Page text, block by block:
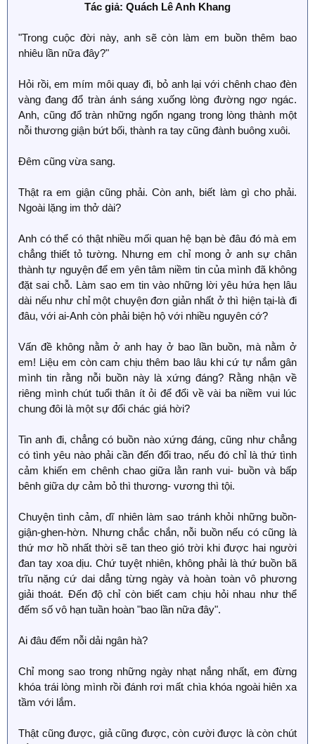
Tác giả: Quách Lê Anh Khang
"Trong cuộc đời này, anh sẽ còn làm em buồn thêm bao
nhiêu lần nữa đây?"
Hỏi rồi, em mím môi quay đi, bỏ anh lại với chênh chao đèn
vàng đang đổ tràn ánh sáng xuống lòng đường ngơ ngác.
Anh, cũng đổ tràn những ngổn ngang trong lòng thành một
nỗi thương giận bứt bối, thành ra tay cũng đành buông xuôi.
Đêm cũng vừa sang.
Thật ra em giận cũng phải. Còn anh, biết làm gì cho phải.
Ngoài lặng im thở dài?
Anh có thể có thật nhiều mối quan hệ bạn bè đâu đó mà em
chẳng thiết tỏ tường. Nhưng em chỉ mong ở anh sự chân
thành tự nguyện để em yên tâm niềm tin của mình đã không
đặt sai chỗ. Làm sao em tin vào những lời yêu hứa hẹn lâu
dài nếu như chỉ một chuyện đơn giản nhất ở thì hiện tại-là đi
đâu, với ai-Anh còn phải biện hộ với nhiều nguyên cớ?
Vấn đề không nằm ở anh hay ở bao lần buồn, mà nằm ở
em! Liệu em còn cam chịu thêm bao lâu khi cứ tự nắm gân
mình tin rằng nỗi buồn này là xứng đáng? Rằng nhận về
riêng mình chút tuổi thân ít ỏi để đổi về vài ba niềm vui lúc
chung đôi là một sự đổi chác giá hời?
Tin anh đi, chẳng có buồn nào xứng đáng, cũng như chẳng
có tình yêu nào phải cần đến đổi trao, nếu đó chỉ là thứ tình
cảm khiến em chênh chao giữa lằn ranh vui- buồn và bấp
bênh giữa dự cảm bỏ thì thương- vương thì tội.
Chuyện tình cảm, dĩ nhiên làm sao tránh khỏi những buồn-
giận-ghen-hờn. Nhưng chắc chắn, nỗi buồn nếu có cũng là
thứ mơ hồ nhất thời sẽ tan theo gió trời khi được hai người
đan tay xoa dịu. Chứ tuyệt nhiên, không phải là thứ buồn bã
trĩu nặng cứ dai dẳng từng ngày và hoàn toàn vô phương
giải thoát. Đến độ chỉ còn biết cam chịu hỏi nhau như thể
đếm số vô hạn tuần hoàn "bao lần nữa đây".
Ai đâu đếm nỗi dải ngân hà?
Chỉ mong sao trong những ngày nhạt nắng nhất, em đừng
khóa trái lòng mình rồi đánh rơi mất chìa khóa ngoài hiên xa
tầm với lắm.
Thật cũng được, giả cũng được, còn cười được là còn chút